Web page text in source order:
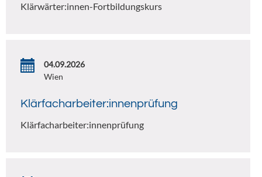
Klärwärter:innen-Fortbildungskurs
04.09.2026
Wien
Klärfacharbeiter:innenprüfung
Klärfacharbeiter:innenprüfung